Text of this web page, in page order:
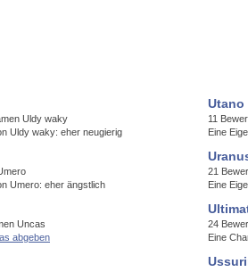
Uldy waky
Uldy waky: eher neugierig
Utano
11
Eine
Umero: eher ängstlich
21
Eine
Uncas
abgeben
24
Eine